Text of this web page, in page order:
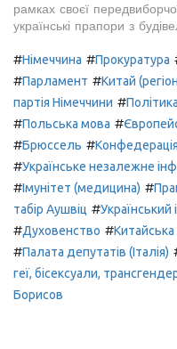
рамках своєї
українські прапори з
#Німеччина #Прокуратура
#Парламент #Китай
партія Німеччини #Політика
#Польська мова #
#Брюссель #Конфедерація
#Українське незалежне
#Імунітет (медицина) #
табір Аушвіц #Український
#Духовенство #
#Палата депутатів (Італія)
геї, бісексуали,
Борисов